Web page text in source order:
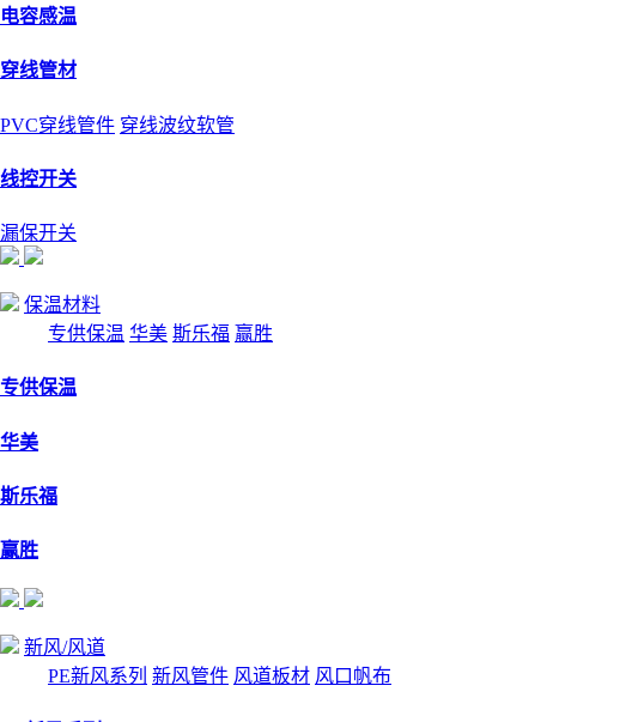
电容感温
穿线管材
PVC穿线管件 穿线波纹软管
线控开关
漏保开关
保温材料
专供保温 华美 斯乐福 赢胜
专供保温
华美
斯乐福
赢胜
新风/风道
PE新风系列 新风管件 风道板材 风口帆布